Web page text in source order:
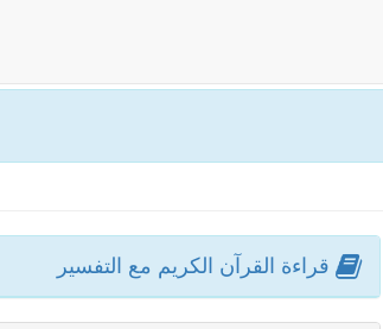
قراءة القرآن الكريم مع التفسير